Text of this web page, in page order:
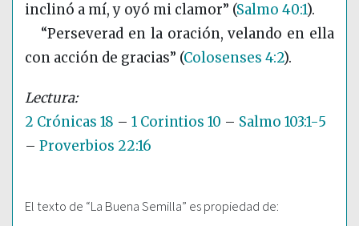
inclinó a mí, y oyó mi clamor” (Salmo 40:1).
“Perseverad en la oración, velando en ella
con acción de gracias” (Colosenses 4:2).
2 Crónicas 18 – 1 Corintios 10 – Salmo 103:1-5
– Proverbios 22:16
El texto de “La Buena Semilla” es propiedad de: